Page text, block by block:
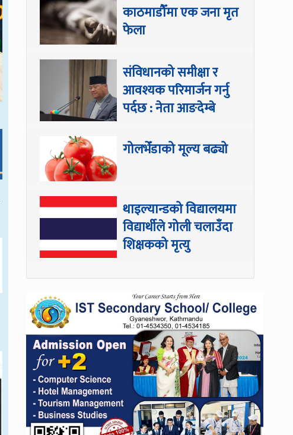
काठमाडौँमा एक जना मृत
फेला
संविधानको समीक्षा र
आवश्यक परिमार्जन गर्नु
पर्दछ : नेता आङदेम्बे
गोलभेँडाको मूल्य बढ्यो
थाइल्यान्डको विद्यालयमा
विद्यार्थीले गोली चलाउँदा
शिक्षकको मृत्यु